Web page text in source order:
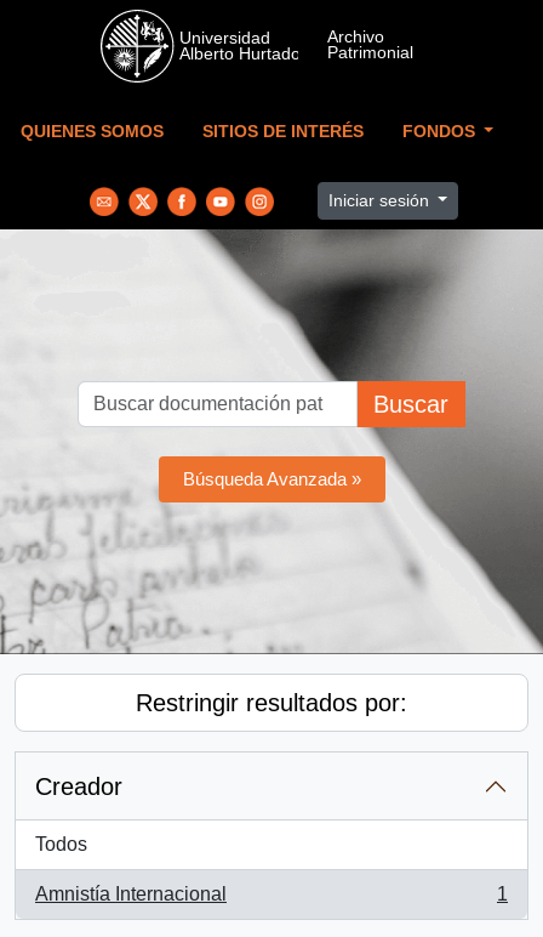
Skip to main content
QUIENES SOMOS SITIOS DE INTERÉS FONDOS
Iniciar sesión
Buscar
Búsqueda Avanzada »
Restringir resultados por:
Creador
Todos
Amnistía Internacional
, 1 resultados
1